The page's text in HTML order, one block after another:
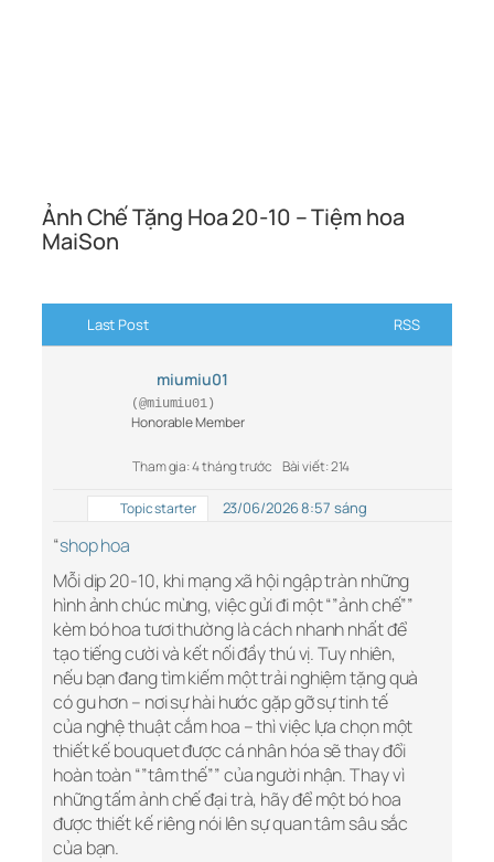
Ảnh Chế Tặng Hoa 20-10 – Tiệm hoa
MaiSon
Last Post RSS
miumiu01
(@miumiu01)
Honorable Member
Tham gia: 4 tháng trước Bài viết: 214
Topic starter 23/06/2026 8:57 sáng
“shop hoa
Mỗi dịp 20-10, khi mạng xã hội ngập tràn những
hình ảnh chúc mừng, việc gửi đi một “”ảnh chế””
kèm bó hoa tươi thường là cách nhanh nhất để
tạo tiếng cười và kết nối đầy thú vị. Tuy nhiên,
nếu bạn đang tìm kiếm một trải nghiệm tặng quà
có gu hơn – nơi sự hài hước gặp gỡ sự tinh tế
của nghệ thuật cắm hoa – thì việc lựa chọn một
thiết kế bouquet được cá nhân hóa sẽ thay đổi
hoàn toàn “”tâm thế”” của người nhận. Thay vì
những tấm ảnh chế đại trà, hãy để một bó hoa
được thiết kế riêng nói lên sự quan tâm sâu sắc
của bạn.